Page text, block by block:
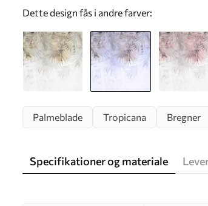
Dette design fås i andre farver:
Palmeblade Tropicana Bregner
Specifikationer og materiale